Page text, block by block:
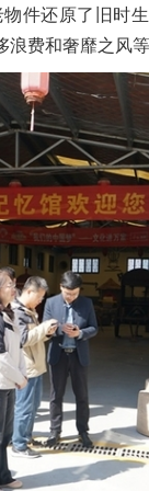
件还原了旧时
费和奢靡之风